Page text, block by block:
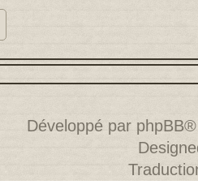
Développé par phpBB®